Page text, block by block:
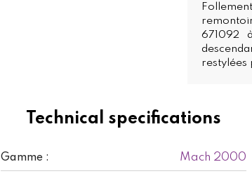
Technical specifications
Gamme : Mach 2000
671092
restylées